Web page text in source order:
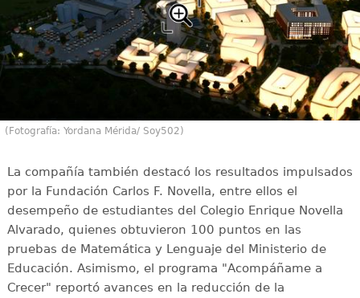
(Fotografía: Yordana Mérida/ Soy502)
La compañía también destacó los resultados impulsados
por la Fundación Carlos F. Novella, entre ellos el
desempeño de estudiantes del Colegio Enrique Novella
Alvarado, quienes obtuvieron 100 puntos en las
pruebas de Matemática y Lenguaje del Ministerio de
Educación. Asimismo, el programa "Acompáñame a
Crecer" reportó avances en la reducción de la